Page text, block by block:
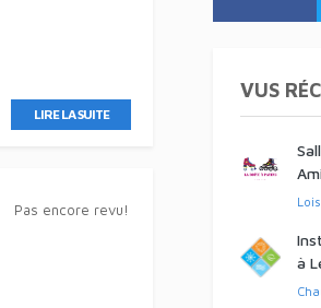
LIRE LA SUITE
Pas encore revu!
VUS
à